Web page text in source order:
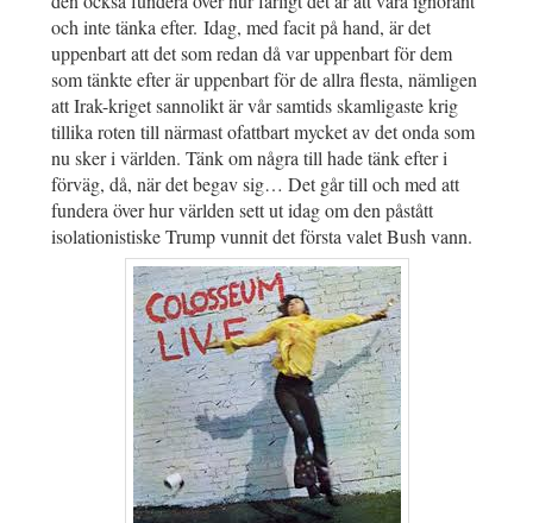
och inte tänka efter. Idag, med facit på hand, är det
uppenbart att det som redan då var uppenbart för dem
som tänkte efter är uppenbart för de allra flesta, nämligen
att Irak-kriget sannolikt är vår samtids skamligaste krig
tillika roten till närmast ofattbart mycket av det onda som
nu sker i världen. Tänk om några till hade tänk efter i
förväg, då, när det begav sig… Det går till och med att
fundera över hur världen sett ut idag om den påstått
isolationistiske Trump vunnit det första valet Bush vann.